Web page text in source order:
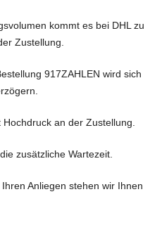
kommt es bei DHL zu
Zustellung.
917ZAHLEN wird sich
an der Zustellung.
zusätzliche Wartezeit.
Anliegen stehen wir Ihnen